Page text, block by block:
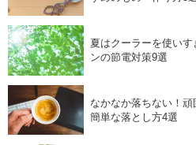
夏はクーラーを使い
ンの節電対策9選
なかなか落ちない！
簡単な落とし方4選